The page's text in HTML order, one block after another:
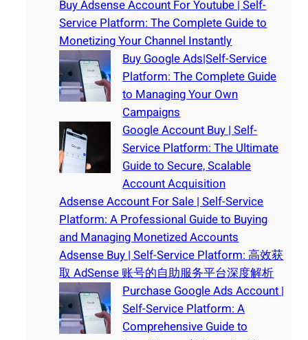
Buy Adsense Account For Youtube | Self-
Service Platform: The Complete Guide to
Monetizing Your Channel Instantly
Buy Google Ads|Self-Service
Platform: The Complete Guide
to Managing Your Own
Campaigns
Google Account Buy | Self-
Service Platform: The Ultimate
Guide to Secure, Scalable
Account Acquisition
Adsense Account For Sale | Self-Service
Platform: A Professional Guide to Buying
and Managing Monetized Accounts
Adsense Buy | Self-Service Platform: 高效获
取 AdSense 账号的自助服务平台深度解析
Purchase Google Ads Account |
Self-Service Platform: A
Comprehensive Guide to